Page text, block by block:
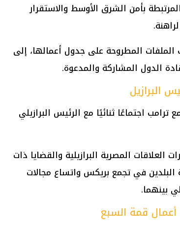
بأمن الشرق الأوسط والاستقرار
المطروحة على جدول أعمالها، إلى
الدول المشاركة والمدعوة.
البرازيل
ترامب اجتماعًا ثنائيًا مع الرئيس البرازيلي
العلاقات المصرية البرازيلية والقضايا ذات
في تجمع بريكس واتساع مجالات
بينهما.
قمة السبع